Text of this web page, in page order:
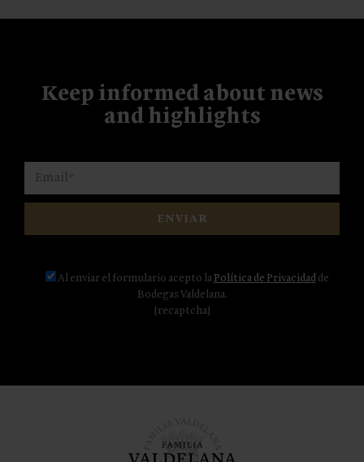
Keep informedabout news
and highlights
Al enviar el formulario acepto la Política de Privacidadde
Bodegas Valdelana.
[recaptcha]